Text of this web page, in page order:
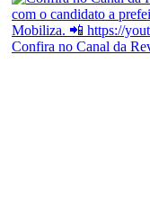
Confira no Canal da